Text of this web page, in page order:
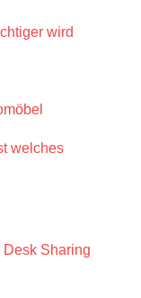
wird
welches
Desk Sharing